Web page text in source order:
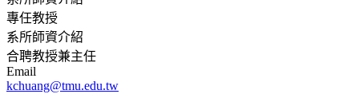
專任教授
系所師資介紹
合聘教授兼主任
Email
kchuang@tmu.edu.tw